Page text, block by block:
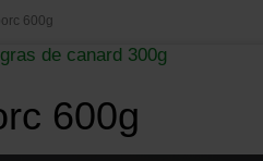
600g
de canard 300g
600g